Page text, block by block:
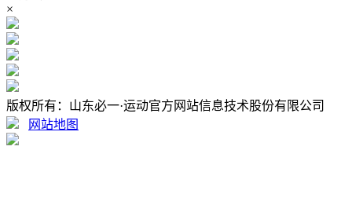
×
版权所有：山东必一·运动官方网站信息技术股份有限公司
网站地图